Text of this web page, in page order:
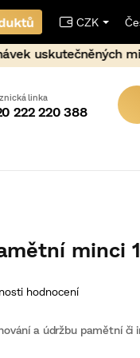
fixační
CZK
222 220 388
a údržbu pamětní či
minci
hodnocení